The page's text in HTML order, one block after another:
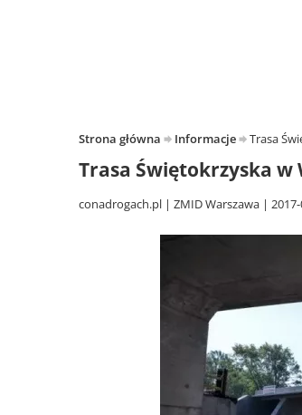
Strona główna Informacje Trasa
Trasa Świętokrzyska
conadrogach.pl ZMID Warszawa